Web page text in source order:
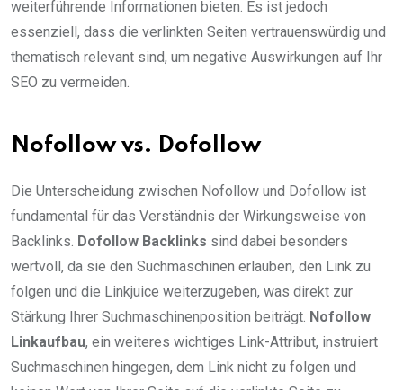
weiterführende Informationen bieten. Es ist jedoch
essenziell, dass die verlinkten Seiten vertrauenswürdig und
thematisch relevant sind, um negative Auswirkungen auf Ihr
SEO zu vermeiden.
Nofollow vs. Dofollow
Die Unterscheidung zwischen Nofollow und Dofollow ist
fundamental für das Verständnis der Wirkungsweise von
Backlinks. Dofollow Backlinks sind dabei besonders
wertvoll, da sie den Suchmaschinen erlauben, den Link zu
folgen und die Linkjuice weiterzugeben, was direkt zur
Stärkung Ihrer Suchmaschinenposition beiträgt. Nofollow
Linkaufbau, ein weiteres wichtiges Link-Attribut, instruiert
Suchmaschinen hingegen, dem Link nicht zu folgen und